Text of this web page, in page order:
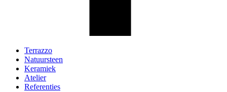
Footer
Menu
Terrazzo
Natuursteen
Keramiek
Atelier
Referenties